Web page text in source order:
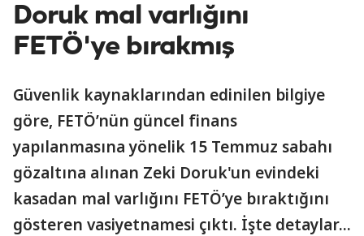
Doruk mal varlığını
FETÖ'ye bırakmış
Güvenlik kaynaklarından edinilen bilgiye
göre, FETÖ’nün güncel finans
yapılanmasına yönelik 15 Temmuz sabahı
gözaltına alınan Zeki Doruk'un evindeki
kasadan mal varlığını FETÖ’ye bıraktığını
gösteren vasiyetnamesi çıktı. İşte detaylar...